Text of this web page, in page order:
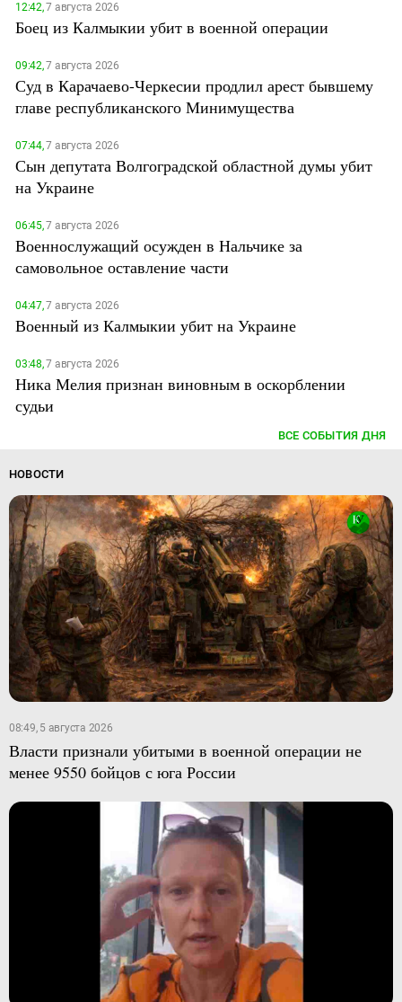
12:42,7 августа 2026
Боец из Калмыкии убит в военной операции
09:42,7 августа 2026
Суд в Карачаево-Черкесии продлил арест бывшему
главе республиканского Минимущества
07:44,7 августа 2026
Сын депутата Волгоградской областной думы убит
на Украине
06:45,7 августа 2026
Военнослужащий осужден в Нальчике за
самовольное оставление части
04:47,7 августа 2026
Военный из Калмыкии убит на Украине
03:48,7 августа 2026
Ника Мелия признан виновным в оскорблении
судьи
ВСЕ СОБЫТИЯ ДНЯ
НОВОСТИ
08:49, 5 августа 2026
Власти признали убитыми в военной операции не
менее 9550 бойцов с юга России